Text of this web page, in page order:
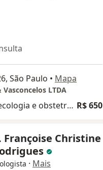
São Paulo • Mapa
LTDA
Primeira consulta ginecologia e obstetrícia R$ 650
Françoise Christine
· Mais